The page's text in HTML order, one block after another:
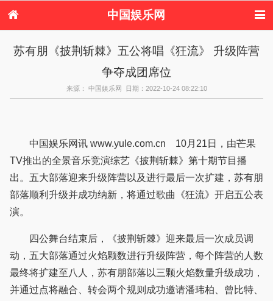
中国娱乐网
港台娱乐
日本娱乐 韩国娱乐
欧美娱乐
音乐新闻 影视新闻
港台明星八卦
日本韩国明星
欧美明星八卦
苏有朋《披荆斩棘》五公将唱《狂流》 升级阵营
争夺成团席位
来源： 中国娱乐网 日期：2022-10-24 08:22:10
中国娱乐网讯 www.yule.com.cn 10月21日，由芒果
TV推出的全景音乐竞演综艺《披荆斩棘》第十期节目播
出。五大部落迎来升级阵营以及进行最后一次扩建，苏有朋
部落顺利升级并成功纳新，将通过歌曲《狂流》开启五公表
演。
四公舞台结束后，《披荆斩棘》迎来最后一次成员调
动，五大部落通过火焰颗数进行升级阵营，每个阵营的人数
最终将扩建至八人，苏有朋部落以三颗火焰数量升级成功，
并通过点将融合、转会两个规则成功邀请潘玮柏、曾比特、